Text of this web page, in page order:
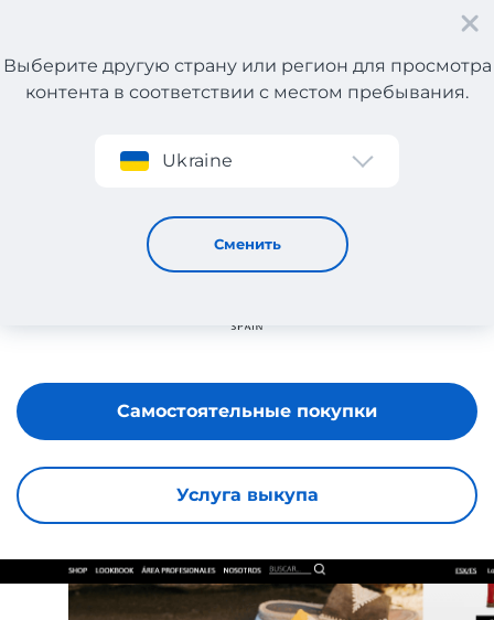
Регистрация
Выберите другую страну или регион для просмотра
контента в соответствии с местом пребывания.
Ukraine
Сменить
UNISA
Услуга выкупа
Самостоятельные покупки